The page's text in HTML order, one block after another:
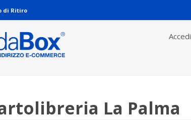
di Ritiro
Accedi
La Palma